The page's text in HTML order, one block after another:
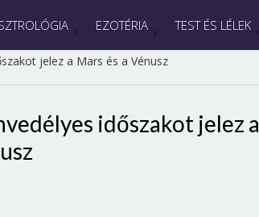
EZOTÉRIA TEST ÉS LÉLEK
jelez a Mars és a Vénusz
időszakot jelez a